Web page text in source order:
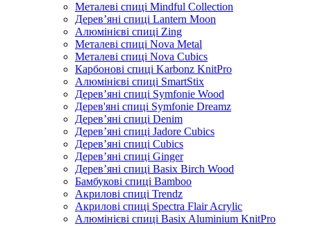
Металеві спиці Mindful Collection
Дерев’яні спиці Lantern Moon
Алюмінієві спиці Zing
Металеві спиці Nova Metal
Металеві спиці Nova Cubics
Карбонові спиці Karbonz KnitPro
Алюмінієві спиці SmartStix
Дерев’яні спиці Symfonie Wood
Дерев'яні спиці Symfonie Dreamz
Дерев’яні спиці Denim
Дерев’яні спиці Jadore Cubics
Дерев’яні спиці Cubics
Дерев’яні спиці Ginger
Дерев’яні спиці Basix Birch Wood
Бамбукові спиці Bamboo
Акрилові спиці Trendz
Акрилові спиці Spectra Flair Acrylic
Алюмінієві спиці Basix Aluminium KnitPro